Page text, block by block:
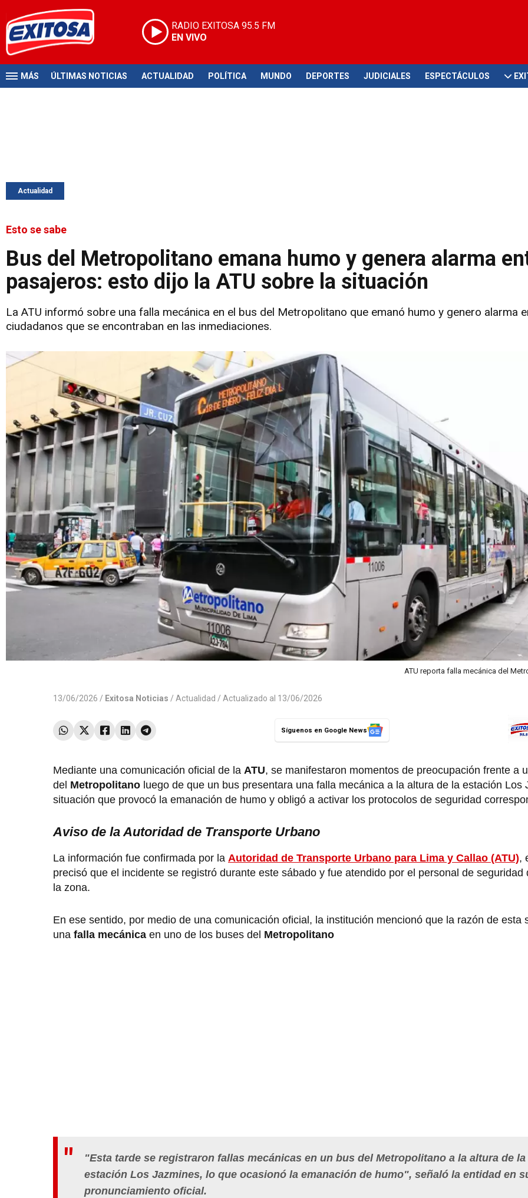
RADIO EXITOSA 95.5 FM
EN VIVO
MÁS ÚLTIMAS NOTICIAS ACTUALIDAD POLÍTICA MUNDO DEPORTES JUDICIALES ESPECTÁCULOS
Actualidad
Esto se sabe
Bus del Metropolitano emana humo y genera alarma
pasajeros: esto dijo la ATU sobre la situación
La ATU informó sobre una falla mecánica en el bus del Metropolitano que emanó humo y genero alarma
ciudadanos que se encontraban en las inmediaciones.
ATU reporta falla mecánica del
13/06/2026 / Exitosa Noticias / Actualidad / Actualizado al 13/06/2026
Síguenos en Google News
Mediante una comunicación oficial de la ATU, se manifestaron momentos de preocupación frente a
del Metropolitano luego de que un bus presentara una falla mecánica a la altura de la estación Los
situación que provocó la emanación de humo y obligó a activar los protocolos de seguridad
Aviso de la Autoridad de Transporte Urbano
La información fue confirmada por la Autoridad de Transporte Urbano para Lima y Callao (ATU),
precisó que el incidente se registró durante este sábado y fue atendido por el personal de seguridad
la zona.
En ese sentido, por medio de una comunicación oficial, la institución mencionó que la razón de esta
una falla mecánica en uno de los buses del Metropolitano
"Esta tarde se registraron fallas mecánicas en un bus del Metropolitano a la altura de la
estación Los Jazmines, lo que ocasionó la emanación de humo", señaló la entidad en
pronunciamiento oficial.